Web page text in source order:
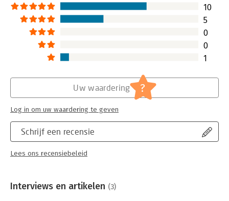
10
5
0
0
1
Schrijf een recensie
Lees ons recensiebeleid
Uw waardering ?
Log in om uw waardering te geven
Interviews en artikelen (3)